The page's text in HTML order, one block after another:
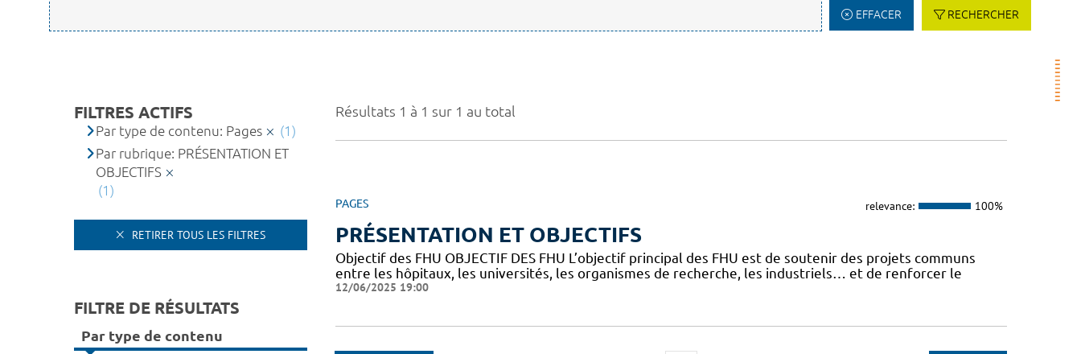
EFFACER RECHERCHER
Résultats 1 à 1 sur 1 au total
PAGES relevance: 100%
PRÉSENTATION ET OBJECTIFS
Objectif des FHU OBJECTIF DES FHU L’objectif principal des FHU est de soutenir des projets communs
entre les hôpitaux, les universités, les organismes de recherche, les industriels… et de renforcer le
12/06/2025 19:00
FILTRES ACTIFS
Par type de contenu: Pages
(1)
Par rubrique: PRÉSENTATION ET
OBJECTIFS
(1)
RETIRER TOUS LES FILTRES
FILTRE DE RÉSULTATS
Par type de contenu